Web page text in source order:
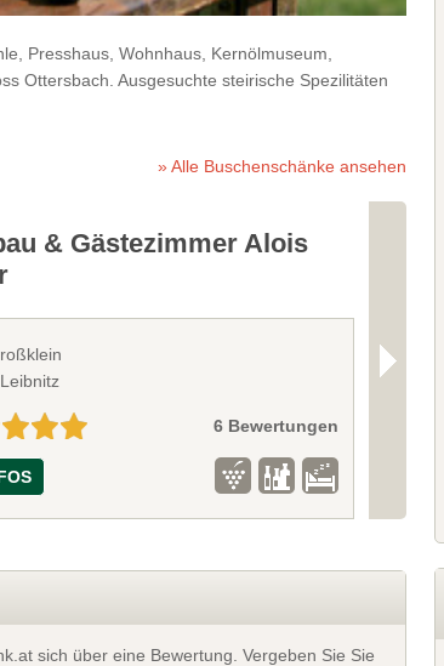
Presshaus, Wohnhaus, Kernölmuseum,
Ottersbach. Ausgesuchte steirische Spezilitäten
» Alle Buschenschänke ansehen
& Gästezimmer Alois
6 Bewertungen
8452
sich über eine Bewertung. Vergeben Sie Sie